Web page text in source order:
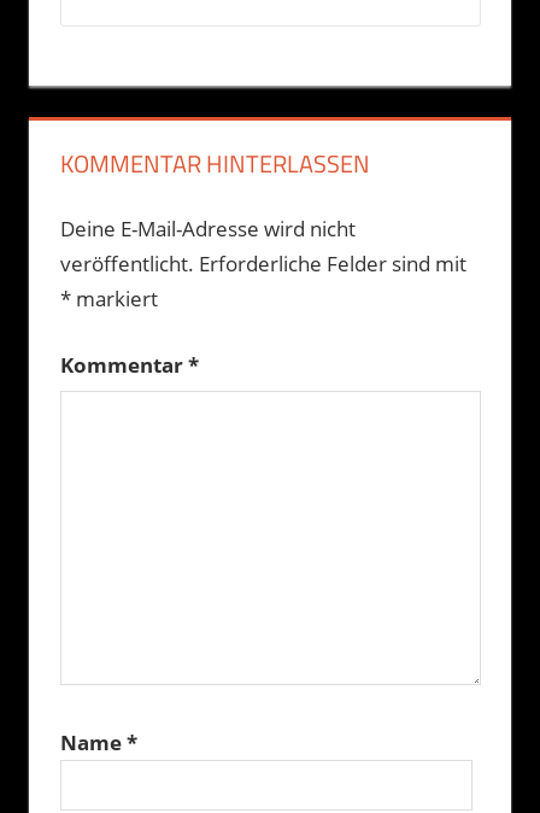
KOMMENTAR HINTERLASSEN
Deine E-Mail-Adresse wird nicht
veröffentlicht. Erforderliche Felder sind mit
*markiert
Kommentar*
Name*